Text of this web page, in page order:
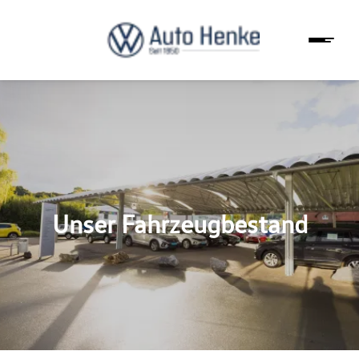
Unser Fahrzeugbestand